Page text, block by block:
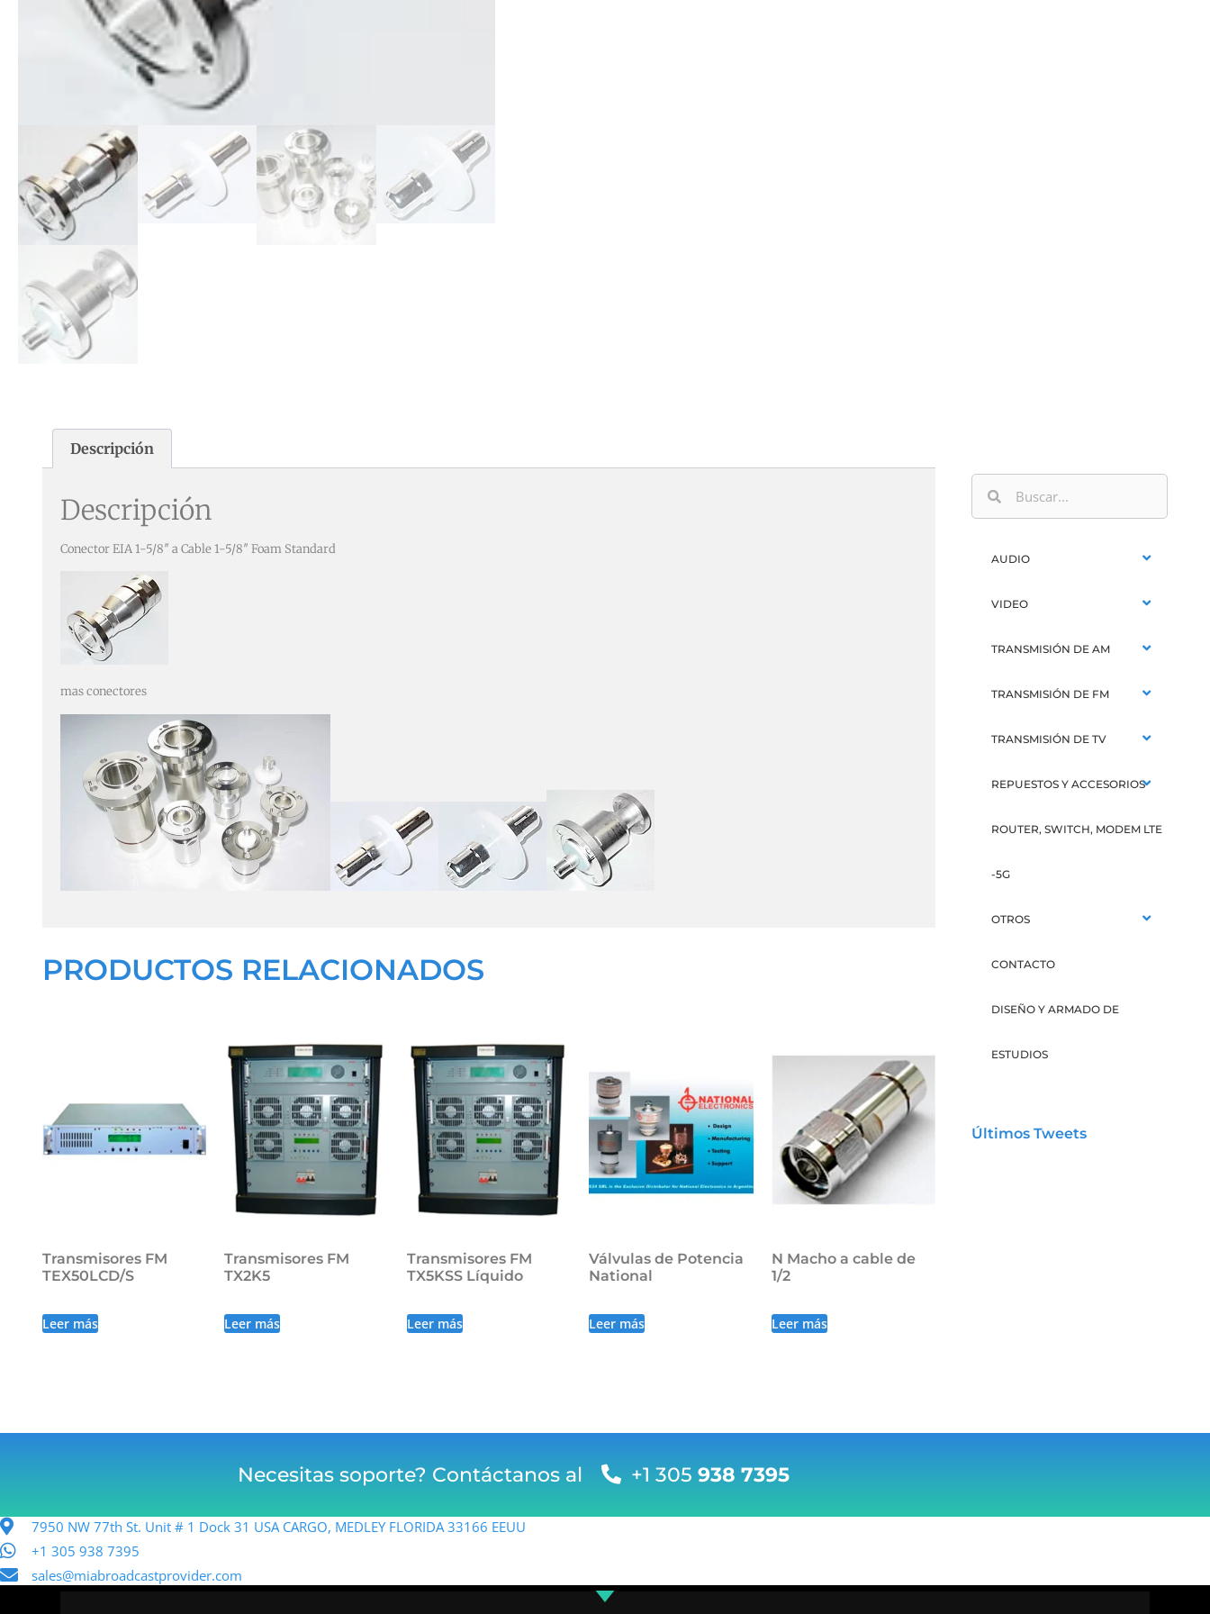
Descripción
Descripción
Conector EIA 1-5/8″ a Cable 1-5/8″ Foam Standard
mas conectores
PRODUCTOS RELACIONADOS
Transmisores FM
TEX50LCD/S
Leer más
Transmisores FM
TX2K5
Leer más
Transmisores FM
TX5KSS Líquido
Leer más
Válvulas de Potencia
National
Leer más
N Macho a cable de
1/2
Leer más
AUDIO
VIDEO
TRANSMISIÓN DE AM
TRANSMISIÓN DE FM
TRANSMISIÓN DE TV
REPUESTOS Y ACCESORIOS
ROUTER, SWITCH, MODEM LTE
-5G
OTROS
CONTACTO
DISEÑO Y ARMADO DE
ESTUDIOS
Últimos Tweets
Necesitas soporte? Contáctanos al +1 305 938 7395
7950 NW 77th St. Unit # 1 Dock 31 USA CARGO, MEDLEY FLORIDA 33166 EEUU
+1 305 938 7395
sales@miabroadcastprovider.com